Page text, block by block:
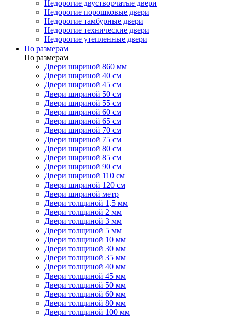
Недорогие двустворчатые двери
Недорогие порошковые двери
Недорогие тамбурные двери
Недорогие технические двери
Недорогие утепленные двери
По размерам
По размерам
Двери шириной 860 мм
Двери шириной 40 см
Двери шириной 45 см
Двери шириной 50 см
Двери шириной 55 см
Двери шириной 60 см
Двери шириной 65 см
Двери шириной 70 см
Двери шириной 75 см
Двери шириной 80 см
Двери шириной 85 см
Двери шириной 90 см
Двери шириной 110 см
Двери шириной 120 см
Двери шириной метр
Двери толщиной 1,5 мм
Двери толщиной 2 мм
Двери толщиной 3 мм
Двери толщиной 5 мм
Двери толщиной 10 мм
Двери толщиной 30 мм
Двери толщиной 35 мм
Двери толщиной 40 мм
Двери толщиной 45 мм
Двери толщиной 50 мм
Двери толщиной 60 мм
Двери толщиной 80 мм
Двери толщиной 100 мм